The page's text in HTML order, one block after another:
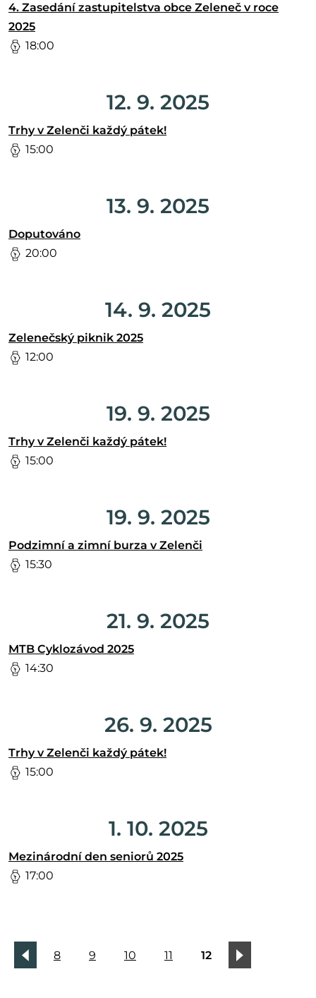
4. Zasedání zastupitelstva obce Zeleneč v roce
2025
18:00
12. 9. 2025
Trhy v Zelenči každý pátek!
15:00
13. 9. 2025
Doputováno
20:00
14. 9. 2025
Zelenečský piknik 2025
12:00
19. 9. 2025
Trhy v Zelenči každý pátek!
15:00
19. 9. 2025
Podzimní a zimní burza v Zelenči
15:30
21. 9. 2025
MTB Cyklozávod 2025
14:30
26. 9. 2025
Trhy v Zelenči každý pátek!
15:00
1. 10. 2025
Mezinárodní den seniorů 2025
17:00
8 9 10 11 12